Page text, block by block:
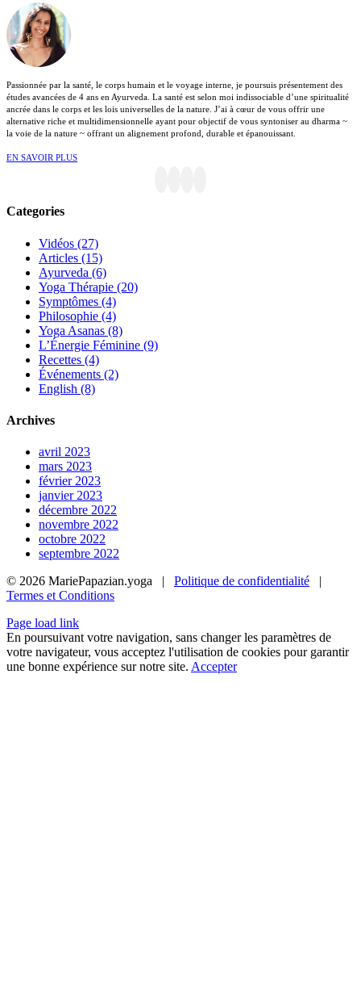
Passionnée par la santé, le corps humain et le voyage interne, je poursuis présentement des
études avancées de 4 ans en Ayurveda. La santé est selon moi indissociable d’une spiritualité
ancrée dans le corps et les lois universelles de la nature. J’ai à cœur de vous offrir une
alternative riche et multidimensionnelle ayant pour objectif de vous syntoniser au dharma ~
la voie de la nature ~ offrant un alignement profond, durable et épanouissant.
EN SAVOIR PLUS
Categories
Vidéos (27)
Articles (15)
Ayurveda (6)
Yoga Thérapie (20)
Symptômes (4)
Philosophie (4)
Yoga Asanas (8)
L’Énergie Féminine (9)
Recettes (4)
Événements (2)
English (8)
Archives
avril 2023
mars 2023
février 2023
janvier 2023
décembre 2022
novembre 2022
octobre 2022
septembre 2022
© 2026 MariePapazian.yoga | Politique de confidentialité |
Termes et Conditions
Page load link
En poursuivant votre navigation, sans changer les paramètres de
votre navigateur, vous acceptez l'utilisation de cookies pour garantir
une bonne expérience sur notre site. Accepter